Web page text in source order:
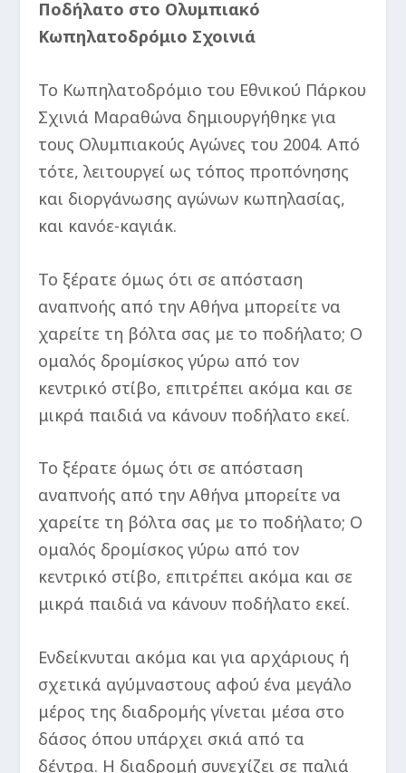
Ποδήλατο στο Ολυμπιακό
Κωπηλατοδρόμιο Σχοινιά
Το Κωπηλατοδρόμιο του Εθνικού Πάρκου
Σχινιά Μαραθώνα δημιουργήθηκε για
τους Ολυμπιακούς Αγώνες του 2004. Από
τότε, λειτουργεί ως τόπος προπόνησης
και διοργάνωσης αγώνων κωπηλασίας,
και κανόε-καγιάκ.
Το ξέρατε όμως ότι σε απόσταση
αναπνοής από την Αθήνα μπορείτε να
χαρείτε τη βόλτα σας με το ποδήλατο; Ο
ομαλός δρομίσκος γύρω από τον
κεντρικό στίβο, επιτρέπει ακόμα και σε
μικρά παιδιά να κάνουν ποδήλατο εκεί.
Το ξέρατε όμως ότι σε απόσταση
αναπνοής από την Αθήνα μπορείτε να
χαρείτε τη βόλτα σας με το ποδήλατο; Ο
ομαλός δρομίσκος γύρω από τον
κεντρικό στίβο, επιτρέπει ακόμα και σε
μικρά παιδιά να κάνουν ποδήλατο εκεί.
Ενδείκνυται ακόμα και για αρχάριους ή
σχετικά αγύμναστους αφού ένα μεγάλο
μέρος της διαδρομής γίνεται μέσα στο
δάσος όπου υπάρχει σκιά από τα
δέντρα. Η διαδρομή συνεχίζει σε παλιά